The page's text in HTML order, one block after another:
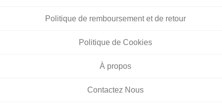
Politique de remboursement et de retour
Politique de Cookies
À propos
Contactez Nous